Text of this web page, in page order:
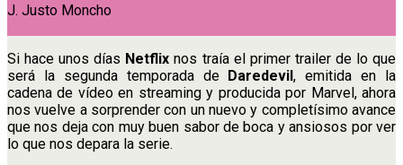
J. Justo Moncho
Si hace unos días Netflix nos traía el primer trailer de lo que
será la segunda temporada de Daredevil, emitida en la
cadena de vídeo en streaming y producida por Marvel, ahora
nos vuelve a sorprender con un nuevo y completísimo avance
que nos deja con muy buen sabor de boca y ansiosos por ver
lo que nos depara la serie.